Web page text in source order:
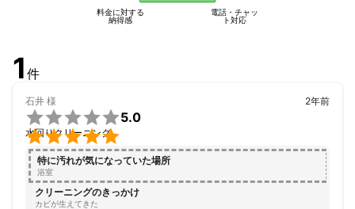
電話・チャッ
ト対応
料金に対する
納得感
1 件
石井 様


5.0
水回りクリーニング
2年前
特に汚れが気になっていた場所
浴室
クリーニングのきっかけ
カビが生えてきた